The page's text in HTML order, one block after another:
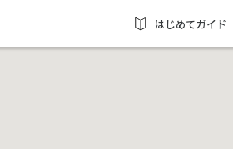
はじめてガイド